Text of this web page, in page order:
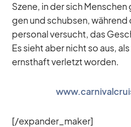
Szene, in der sich
gen und schub­sen,
per­so­nal ver­sucht, das
Es sieht aber nicht so aus,
ernst­haft ver­letzt wor­den.
[/​expander_​maker]